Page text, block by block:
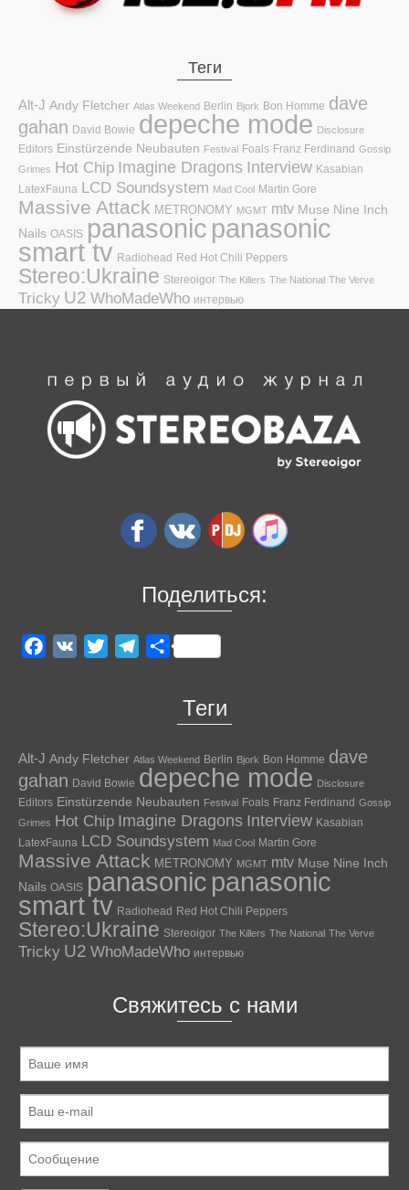
Теги
Alt-J Andy Fletcher Atlas Weekend Berlin Bjork Bon Homme dave
gahan David Bowie depeche mode Disclosure
Editors Einstürzende Neubauten Festival Foals Franz Ferdinand Gossip
Grimes Hot Chip Imagine Dragons Interview Kasabian
LatexFauna LCD Soundsystem Mad Cool Martin Gore
Massive Attack METRONOMY MGMT mtv Muse Nine Inch
Nails OASIS panasonic panasonic
smart tv Radiohead Red Hot Chili Peppers
Stereo:Ukraine Stereoigor The Killers The National The Verve
Tricky U2 WhoMadeWho интервью
Поделиться:
Facebook
VK Twitter TelegramОтправить
Теги
Alt-J Andy Fletcher Atlas Weekend Berlin Bjork Bon Homme dave
gahan David Bowie depeche mode Disclosure
Editors Einstürzende Neubauten Festival Foals Franz Ferdinand Gossip
Grimes Hot Chip Imagine Dragons Interview Kasabian
LatexFauna LCD Soundsystem Mad Cool Martin Gore
Massive Attack METRONOMY MGMT mtv Muse Nine Inch
Nails OASIS panasonic panasonic
smart tv Radiohead Red Hot Chili Peppers
Stereo:Ukraine Stereoigor The Killers The National The Verve
Tricky U2 WhoMadeWho интервью
Свяжитесь с нами